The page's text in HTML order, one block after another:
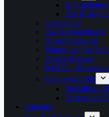
Kontaktdaten
Das
Innenräume
Das Außengelände
Unterrichtszeiten
Videos von der
Unsere Klassen
JeKITS –
Schulgeschichte
Rückblick
Unsere alte
Kalender